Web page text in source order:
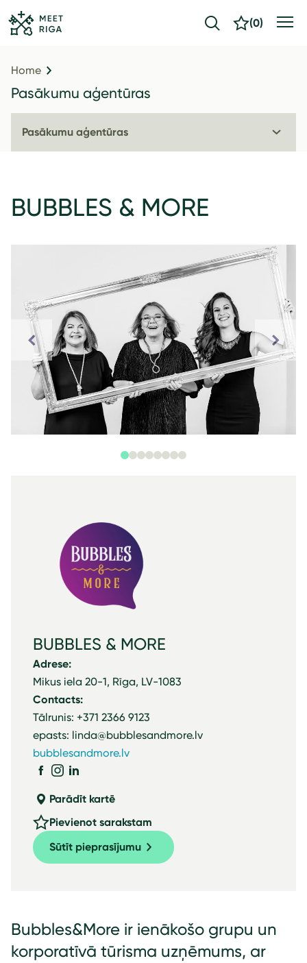
(0)
Home
Pasākumu aģentūras
Pasākumu aģentūras
BUBBLES & MORE
BUBBLES & MORE
Adrese:
Mikus iela 20-1, Rīga, LV-1083
Contacts:
Tālrunis: +371 2366 9123
epasts: linda@bubblesandmore.lv
bubblesandmore.lv
Parādīt kartē
Pievienot sarakstam
Sūtīt pieprasījumu
Bubbles&More ir ienākošo grupu un
korporatīvā tūrisma uzņēmums, ar